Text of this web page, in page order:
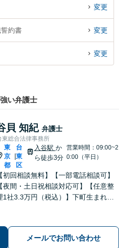
変更
約書 変更
変更
い弁護士
貝 知紀 弁護士
東総合法律事務所
東
京
都
台
東
区
入谷駅 か
ら徒歩3分
営業時間：09:00~2
0:00（平日）
【初回相談無料】【一部電話相談可】
【夜間・土日祝相談対応可】【任意整
1社3.3万円（税込）】下町生まれ下
ます。
メールでお問い合わせ